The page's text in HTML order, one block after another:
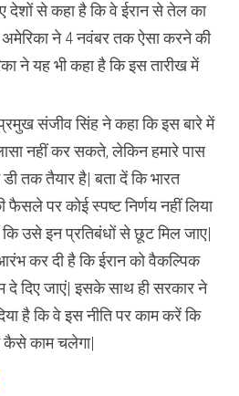
देशों से कहा है कि वे ईरान से तेल का
अमेरिका ने 4 नवंबर तक ऐसा करने की
ने यह भी कहा है कि इस तारीख में
संजीव सिंह ने कहा कि इस बारे में
नहीं कर सकते, लेकिन हमारे पास
डी तक तैयार है| बता दें कि भारत
पर कोई स्पष्ट निर्णय नहीं लिया
उसे इन प्रतिबंधों से छूट मिल जाए|
कर दी है कि ईरान को वैकल्पिक
दे दिए जाएं| इसके साथ ही सरकार ने
है कि वे इस नीति पर काम करें कि
कैसे काम चलेगा|